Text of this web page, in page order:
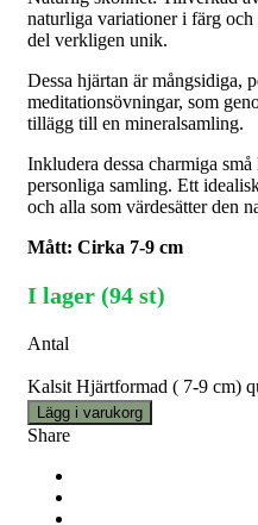
naturliga variationer i färg
del verkligen unik.
Dessa hjärtan är mångsidiga,
meditationsövningar, som
tillägg till en mineralsamling.
Inkludera dessa charmiga
personliga samling. Ett
och alla som värdesätter den
Mått: Cirka 7-9 cm
I lager (94 st)
Antal
Kalsit Hjärtformad ( 7-9 cm)
Lägg i varukorg
Share